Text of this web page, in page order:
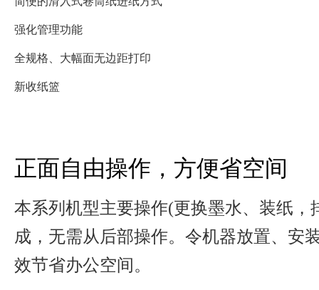
强化管理功能
全规格、大幅面无边距打印
新收纸篮
正面自由操作，方便省空间
本系列机型主要操作(更换墨水、装纸
成，无需从后部操作。令机器放置、安
效节省办公空间。